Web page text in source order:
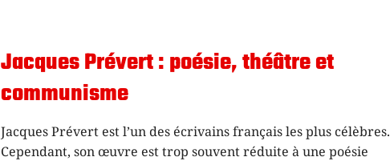
Jacques Prévert : poésie, théâtre et
communisme
Jacques Prévert est l’un des écrivains français les plus célèbres.
Cependant, son œuvre est trop souvent réduite à une poésie